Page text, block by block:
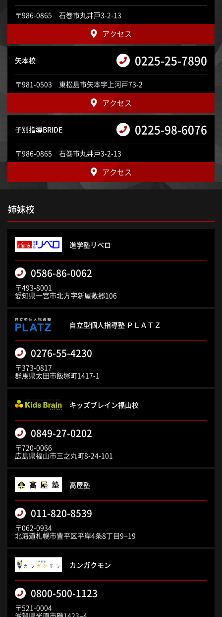
〒986-0865 石巻市丸井戸3-2-13
アクセス
矢本校 0225-25-7890
〒981-0503 東松島市矢本字上河戸73-2
アクセス
子別指導BRIDE 0225-98-6076
〒986-0865 石巻市丸井戸3-2-13
アクセス
姉妹校
進学塾リベロ
0586-86-0062
〒493-8001
愛知県一宮市北方字新屋敷郷106
自立型個人指導塾 ＰＬＡＴＺ
0276-55-4230
〒373-0817
群馬県太田市飯塚町1417-1
キッズブレイン福山校
0849-27-0202
〒720-0066
広島県福山市三之丸町8-24-101
高屋塾
011-820-8539
〒062-0934
北海道札幌市豊平区平岸4条8丁目9−19
カンガクモン
0800-500-1123
〒521-0004